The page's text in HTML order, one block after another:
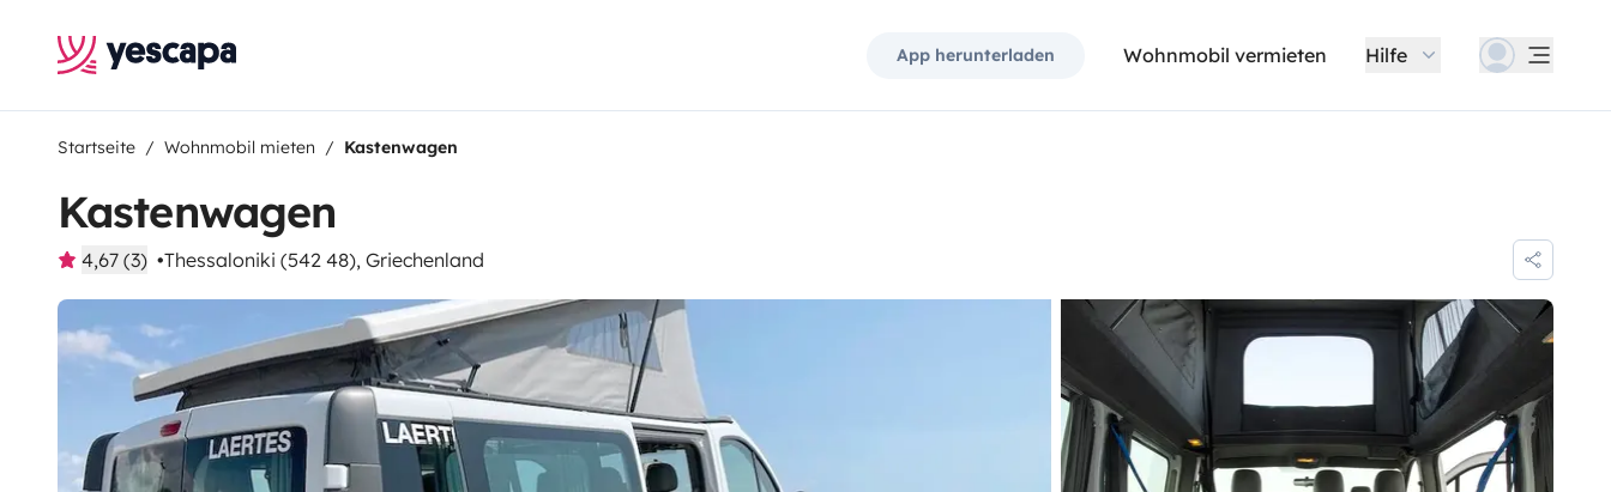
App herunterladen Wohnmobil vermieten Hilfe
Startseite Wohnmobil mieten Kastenwagen
Kastenwagen
4,67 (3) Thessaloniki (542 48), Griechenland